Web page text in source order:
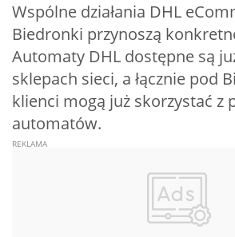
Wspólne działania DHL
Biedronki przynoszą
Automaty DHL dostępne są
sklepach sieci, a łącznie pod
klienci mogą już skorzystać z
automatów.